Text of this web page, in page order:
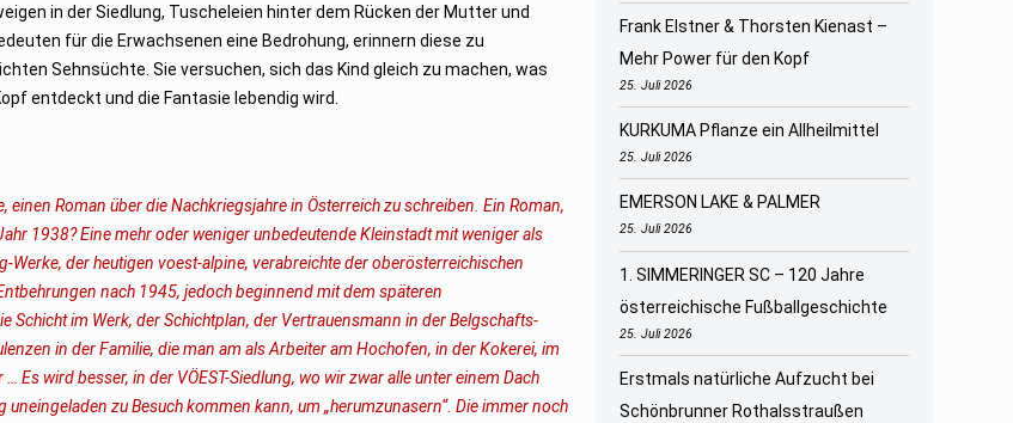
in der Siedlung, Tuscheleien hinter dem Rücken der Mutter und
für die Erwachsenen eine Bedrohung, erinnern diese zu
Sehnsüchte. Sie versuchen, sich das Kind gleich zu machen, was
entdeckt und die Fantasie lebendig wird.
einen Roman über die Nachkriegsjahre in Österreich zu schreiben. Ein Roman,
1938? Eine mehr oder weniger unbedeutende Kleinstadt mit weniger als
der heutigen voest-alpine, verabreichte der oberösterreichischen
nach 1945, jedoch beginnend mit dem späteren
Schicht im Werk, der Schichtplan, der Vertrauensmann in der Belgschafts-
in der Familie, die man am als Arbeiter am Hochofen, in der Kokerei, im
wird besser, in der VÖEST-Siedlung, wo wir zwar alle unter einem Dach
zu Besuch kommen kann, um „herumzunasern“. Die immer noch
Frank Elstner & Thorsten Kienast –
Mehr Power für den Kopf
25. Juli 2026
KURKUMA Pflanze ein Allheilmittel
25. Juli 2026
EMERSON LAKE & PALMER
25. Juli 2026
1. SIMMERINGER SC – 120 Jahre
österreichische Fußballgeschichte
25. Juli 2026
Erstmals natürliche Aufzucht bei
Schönbrunner Rothalsstraußen